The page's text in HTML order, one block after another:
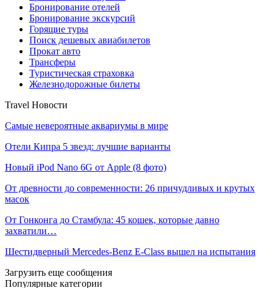
Бронирование отелей
Бронирование экскурсий
Горящие туры
Поиск дешевых авиабилетов
Прокат авто
Трансферы
Туристическая страховка
Железнодорожные билеты
Travel Новости
Самые невероятные аквариумы в мире
Отели Кипра 5 звезд: лучшие варианты
Новый iPod Nano 6G от Apple (8 фото)
От древности до современности: 26 причудливых и крутых
масок
От Гонконга до Стамбула: 45 кошек, которые давно
захватили…
Шестидверный Mercedes-Benz E-Class вышел на испытания
Загрузить еще сообщения
Популярные категории